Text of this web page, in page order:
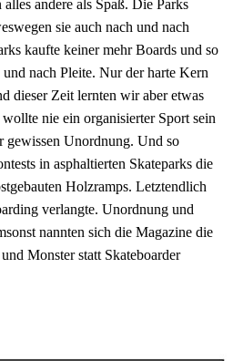
andere als Spaß. Die Parks
sie auch nach und nach
kaufte keiner mehr Boards und so
nach Pleite. Nur der harte Kern
dieser Zeit lernten wir aber etwas
nie ein organisierter Sport sein
gewissen Unordnung. Und so
in asphaltierten Skateparks die
Holzramps. Letztendlich
verlangte. Unordnung und
nannten sich die Magazine die
Monster statt Skateboarder